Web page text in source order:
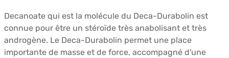
Decanoate qui est la molécule du Deca-Durabolin est
connue pour être un stéroïde très anabolisant et très
androgène. Le Deca-Durabolin permet une place
importante de masse et de force, accompagné d'une